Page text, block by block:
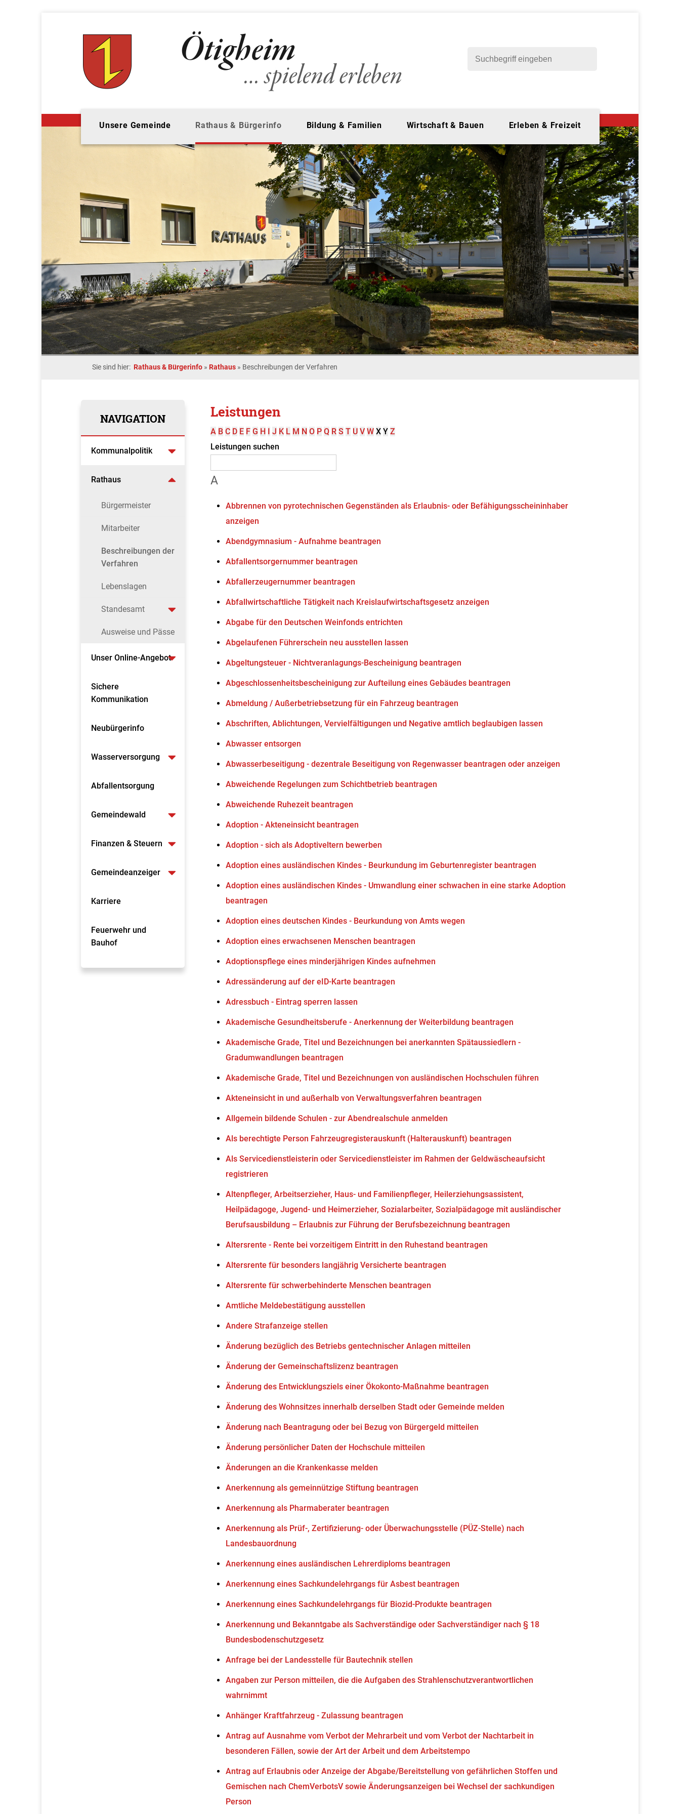
Unsere Gemeinde Rathaus & Bürgerinfo Bildung & Familien Wirtschaft & Bauen Erleben & Freizeit
Sie sind hier: Rathaus & Bürgerinfo » Rathaus » Beschreibungen der Verfahren
NAVIGATION
Kommunalpolitik
Rathaus
Bürgermeister
Mitarbeiter
Beschreibungen der
Verfahren
Lebenslagen
Standesamt
Ausweise und Pässe
Unser Online-Angebot
Sichere
Kommunikation
Neubürgerinfo
Wasserversorgung
Abfallentsorgung
Gemeindewald
Finanzen & Steuern
Gemeindeanzeiger
Karriere
Feuerwehr und
Bauhof
Leistungen
A B C D E F G H I J K L M N O P Q R S T U V W X Y Z
Leistungen suchen
A
Abbrennen von pyrotechnischen Gegenständen als Erlaubnis- oder Befähigungsscheininhaber
anzeigen
Abendgymnasium - Aufnahme beantragen
Abfallentsorgernummer beantragen
Abfallerzeugernummer beantragen
Abfallwirtschaftliche Tätigkeit nach Kreislaufwirtschaftsgesetz anzeigen
Abgabe für den Deutschen Weinfonds entrichten
Abgelaufenen Führerschein neu ausstellen lassen
Abgeltungsteuer - Nichtveranlagungs-Bescheinigung beantragen
Abgeschlossenheitsbescheinigung zur Aufteilung eines Gebäudes beantragen
Abmeldung / Außerbetriebsetzung für ein Fahrzeug beantragen
Abschriften, Ablichtungen, Vervielfältigungen und Negative amtlich beglaubigen lassen
Abwasser entsorgen
Abwasserbeseitigung - dezentrale Beseitigung von Regenwasser beantragen oder anzeigen
Abweichende Regelungen zum Schichtbetrieb beantragen
Abweichende Ruhezeit beantragen
Adoption - Akteneinsicht beantragen
Adoption - sich als Adoptiveltern bewerben
Adoption eines ausländischen Kindes - Beurkundung im Geburtenregister beantragen
Adoption eines ausländischen Kindes - Umwandlung einer schwachen in eine starke Adoption
beantragen
Adoption eines deutschen Kindes - Beurkundung von Amts wegen
Adoption eines erwachsenen Menschen beantragen
Adoptionspflege eines minderjährigen Kindes aufnehmen
Adressänderung auf der eID-Karte beantragen
Adressbuch - Eintrag sperren lassen
Akademische Gesundheitsberufe - Anerkennung der Weiterbildung beantragen
Akademische Grade, Titel und Bezeichnungen bei anerkannten Spätaussiedlern -
Gradumwandlungen beantragen
Akademische Grade, Titel und Bezeichnungen von ausländischen Hochschulen führen
Akteneinsicht in und außerhalb von Verwaltungsverfahren beantragen
Allgemein bildende Schulen - zur Abendrealschule anmelden
Als berechtigte Person Fahrzeugregisterauskunft (Halterauskunft) beantragen
Als Servicedienstleisterin oder Servicedienstleister im Rahmen der Geldwäscheaufsicht
registrieren
Altenpfleger, Arbeitserzieher, Haus- und Familienpfleger, Heilerziehungsassistent,
Heilpädagoge, Jugend- und Heimerzieher, Sozialarbeiter, Sozialpädagoge mit ausländischer
Berufsausbildung – Erlaubnis zur Führung der Berufsbezeichnung beantragen
Altersrente - Rente bei vorzeitigem Eintritt in den Ruhestand beantragen
Altersrente für besonders langjährig Versicherte beantragen
Altersrente für schwerbehinderte Menschen beantragen
Amtliche Meldebestätigung ausstellen
Andere Strafanzeige stellen
Änderung bezüglich des Betriebs gentechnischer Anlagen mitteilen
Änderung der Gemeinschaftslizenz beantragen
Änderung des Entwicklungsziels einer Ökokonto-Maßnahme beantragen
Änderung des Wohnsitzes innerhalb derselben Stadt oder Gemeinde melden
Änderung nach Beantragung oder bei Bezug von Bürgergeld mitteilen
Änderung persönlicher Daten der Hochschule mitteilen
Änderungen an die Krankenkasse melden
Anerkennung als gemeinnützige Stiftung beantragen
Anerkennung als Pharmaberater beantragen
Anerkennung als Prüf-, Zertifizierung- oder Überwachungsstelle (PÜZ-Stelle) nach
Landesbauordnung
Anerkennung eines ausländischen Lehrerdiploms beantragen
Anerkennung eines Sachkundelehrgangs für Asbest beantragen
Anerkennung eines Sachkundelehrgangs für Biozid-Produkte beantragen
Anerkennung und Bekanntgabe als Sachverständige oder Sachverständiger nach § 18
Bundesbodenschutzgesetz
Anfrage bei der Landesstelle für Bautechnik stellen
Angaben zur Person mitteilen, die die Aufgaben des Strahlenschutzverantwortlichen
wahrnimmt
Anhänger Kraftfahrzeug - Zulassung beantragen
Antrag auf Ausnahme vom Verbot der Mehrarbeit und vom Verbot der Nachtarbeit in
besonderen Fällen, sowie der Art der Arbeit und dem Arbeitstempo
Antrag auf Erlaubnis oder Anzeige der Abgabe/Bereitstellung von gefährlichen Stoffen und
Gemischen nach ChemVerbotsV sowie Änderungsanzeigen bei Wechsel der sachkundigen
Person